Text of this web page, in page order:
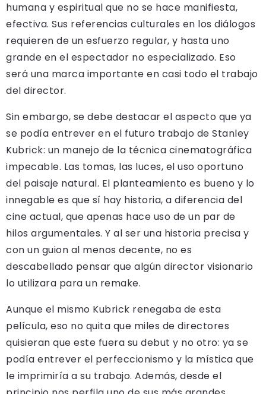
humana y espiritual que no se hace manifiesta,
efectiva. Sus referencias culturales en los diálogos
requieren de un esfuerzo regular, y hasta uno
grande en el espectador no especializado. Eso
será una marca importante en casi todo el trabajo
del director.
Sin embargo, se debe destacar el aspecto que ya
se podía entrever en el futuro trabajo de Stanley
Kubrick: un manejo de la técnica cinematográfica
impecable. Las tomas, las luces, el uso oportuno
del paisaje natural. El planteamiento es bueno y lo
innegable es que sí hay historia, a diferencia del
cine actual, que apenas hace uso de un par de
hilos argumentales. Y al ser una historia precisa y
con un guion al menos decente, no es
descabellado pensar que algún director visionario
lo utilizara para un remake.
Aunque el mismo Kubrick renegaba de esta
película, eso no quita que miles de directores
quisieran que este fuera su debut y no otro: ya se
podía entrever el perfeccionismo y la mística que
le imprimiría a su trabajo. Además, desde el